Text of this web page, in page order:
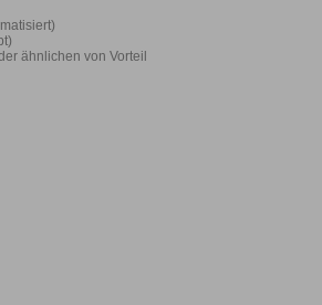
ähnlichen von Vorteil